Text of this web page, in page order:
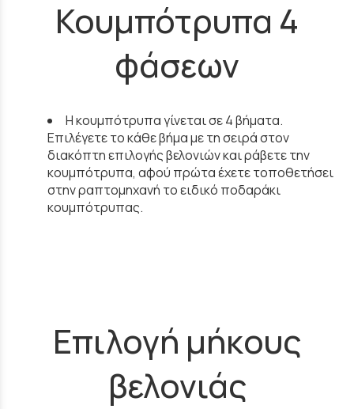
Κουμπότρυπα 4
φάσεων
Η κουμπότρυπα γίνεται σε 4 βήματα.
Επιλέγετε το κάθε βήμα με τη σειρά στον
διακόπτη επιλογής βελονιών και ράβετε την
κουμπότρυπα, αφού πρώτα έχετε τοποθετήσει
στην ραπτομηχανή το ειδικό ποδαράκι
κουμπότρυπας.
Επιλογή μήκους
βελονιάς